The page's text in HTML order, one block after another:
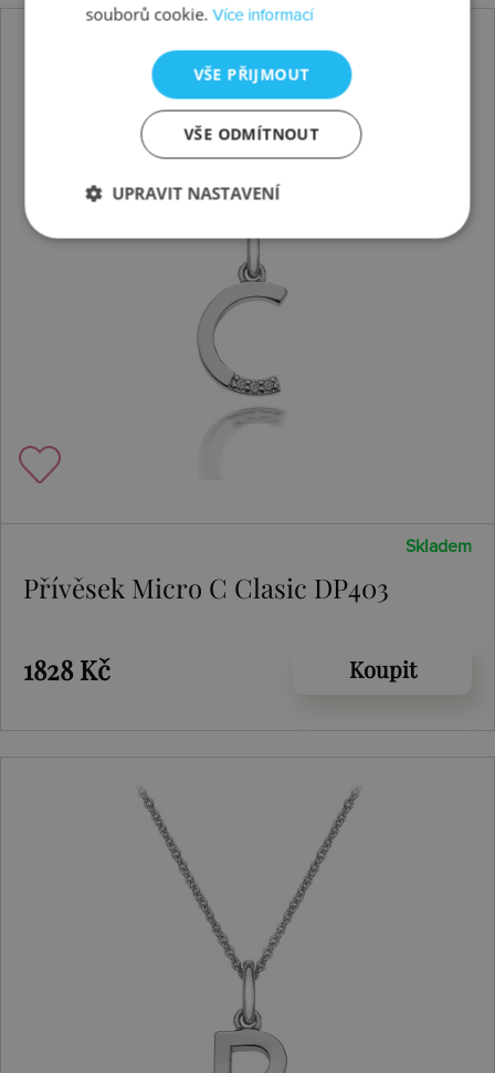
Skladem
Přívěsek Micro C Clasic DP403
1828 Kč Koupit
souborů cookie.Více informací
VŠE PŘIJMOUT
VŠE ODMÍTNOUT
UPRAVIT NASTAVENÍ